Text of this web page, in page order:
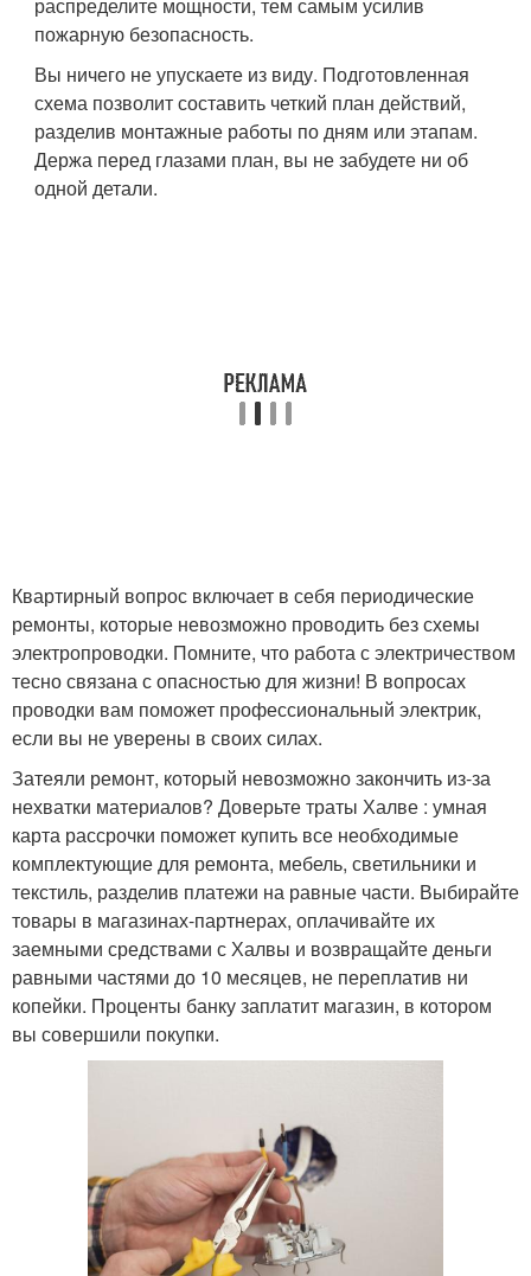
распределите мощности, тем самым усилив
пожарную безопасность.
Вы ничего не упускаете из виду. Подготовленная
схема позволит составить четкий план действий,
разделив монтажные работы по дням или этапам.
Держа перед глазами план, вы не забудете ни об
одной детали.
Квартирный вопрос включает в себя периодические
ремонты, которые невозможно проводить без схемы
электропроводки. Помните, что работа с электричеством
тесно связана с опасностью для жизни! В вопросах
проводки вам поможет профессиональный электрик,
если вы не уверены в своих силах.
Затеяли ремонт, который невозможно закончить из-за
нехватки материалов? Доверьте траты Халве : умная
карта рассрочки поможет купить все необходимые
комплектующие для ремонта, мебель, светильники и
текстиль, разделив платежи на равные части. Выбирайте
товары в магазинах-партнерах, оплачивайте их
заемными средствами с Халвы и возвращайте деньги
равными частями до 10 месяцев, не переплатив ни
копейки. Проценты банку заплатит магазин, в котором
вы совершили покупки.